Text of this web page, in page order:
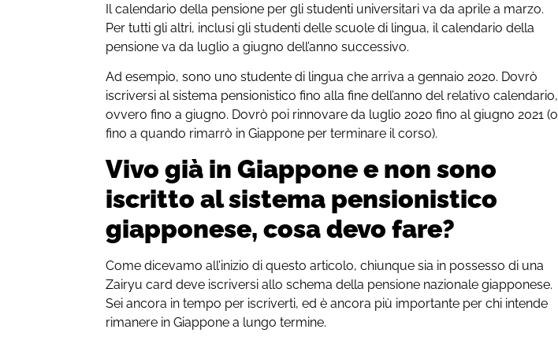
Il calendario della pensione per gli studenti universitari va da aprile a marzo.
Per tutti gli altri, inclusi gli studenti delle scuole di lingua, il calendario della
pensione va da luglio a giugno dell’anno successivo.
Ad esempio, sono uno studente di lingua che arriva a gennaio 2020. Dovrò
iscriversi al sistema pensionistico fino alla fine dell’anno del relativo calendario,
ovvero fino a giugno. Dovrò poi rinnovare da luglio 2020 fino al giugno 2021 (o
fino a quando rimarrò in Giappone per terminare il corso).
Vivo già in Giappone e non sono
iscritto al sistema pensionistico
giapponese, cosa devo fare?
Come dicevamo all’inizio di questo articolo, chiunque sia in possesso di una
Zairyu card deve iscriversi allo schema della pensione nazionale giapponese.
Sei ancora in tempo per iscriverti, ed è ancora più importante per chi intende
rimanere in Giappone a lungo termine.